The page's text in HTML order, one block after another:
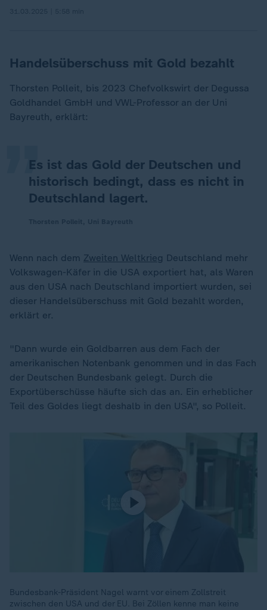
Handelsüberschuss mit Gold bezahlt
Thorsten Polleit, bis 2023 Chefvolkswirt der Degussa
Goldhandel GmbH und VWL-Professor an der Uni
Bayreuth, erklärt:
Es ist das Gold der Deutschen und
historisch bedingt, dass es nicht in
Deutschland lagert.
„
Wenn nach dem Zweiten Weltkrieg Deutschland mehr
Volkswagen-Käfer in die USA exportiert hat, als Waren
aus den USA nach Deutschland importiert wurden, sei
dieser Handelsüberschuss mit Gold bezahlt worden,
erklärt er.
"Dann wurde ein Goldbarren aus dem Fach der
amerikanischen Notenbank genommen und in das Fach
der Deutschen Bundesbank gelegt. Durch die
Exportüberschüsse häufte sich das an. Ein erheblicher
Teil des Goldes liegt deshalb in den USA", so Polleit.
Bundesbank-Präsident Nagel warnt vor einem Zollstreit
zwischen den USA und der EU. Bei Zöllen kenne man keine